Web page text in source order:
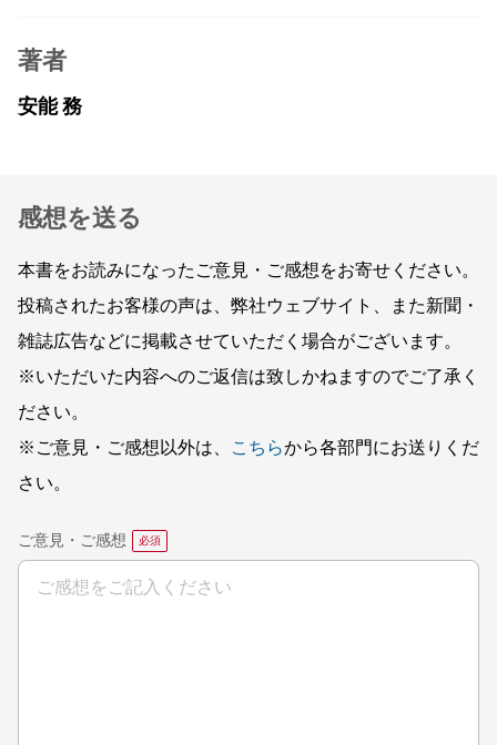
著者
安能 務
感想を送る
本書をお読みになったご意見・ご感想をお寄せください。
投稿されたお客様の声は、弊社ウェブサイト、また新聞・
雑誌広告などに掲載させていただく場合がございます。
※いただいた内容へのご返信は致しかねますのでご了承く
ださい。
※ご意見・ご感想以外は、
こちらから各部門にお送りくだ
さい。
ご意見・ご感想